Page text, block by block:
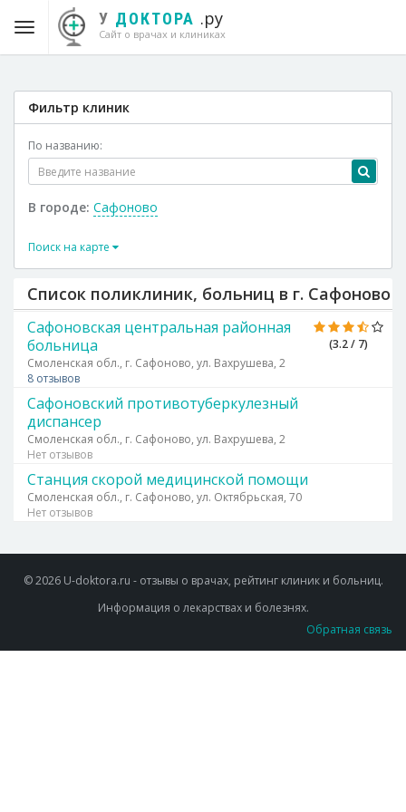
У ДОКТОРА .ру
Сайт о врачах и клиниках
Фильтр клиник
По названию:
В городе: Сафоново
Поиск на карте
Список поликлиник, больниц в г. Сафоново
(3.2 / 7)
Сафоновская центральная районная
больница
Смоленская обл., г. Сафоново, ул. Вахрушева, 2
8 отзывов
Сафоновский противотуберкулезный
диспансер
Смоленская обл., г. Сафоново, ул. Вахрушева, 2
Нет отзывов
Станция скорой медицинской помощи
Смоленская обл., г. Сафоново, ул. Октябрьская, 70
Нет отзывов
© 2026 U-doktora.ru - отзывы о врачах, рейтинг клиник и больниц.
Информация о лекарствах и болезнях.
Обратная связь